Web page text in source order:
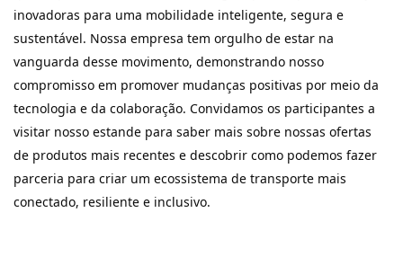
inovadoras para uma mobilidade inteligente, segura e
sustentável. Nossa empresa tem orgulho de estar na
vanguarda desse movimento, demonstrando nosso
compromisso em promover mudanças positivas por meio da
tecnologia e da colaboração. Convidamos os participantes a
visitar nosso estande para saber mais sobre nossas ofertas
de produtos mais recentes e descobrir como podemos fazer
parceria para criar um ecossistema de transporte mais
conectado, resiliente e inclusivo.